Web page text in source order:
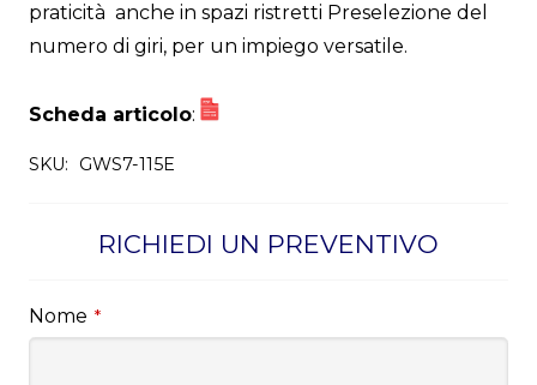
praticità anche in spazi ristretti Preselezione del
numero di giri, per un impiego versatile.
Scheda articolo:
SKU: GWS7-115E
RICHIEDI UN PREVENTIVO
Nome *